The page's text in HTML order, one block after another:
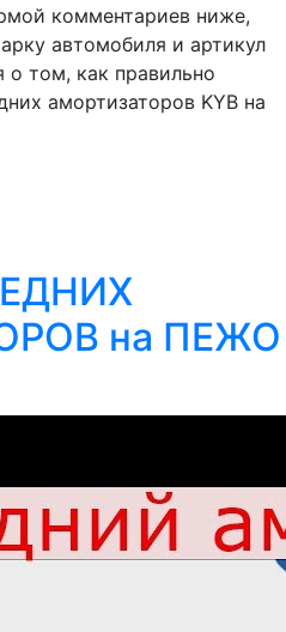
комментариев ниже,
автомобиля и артикул
о том, как правильно
амортизаторов KYB на
на ПЕЖО